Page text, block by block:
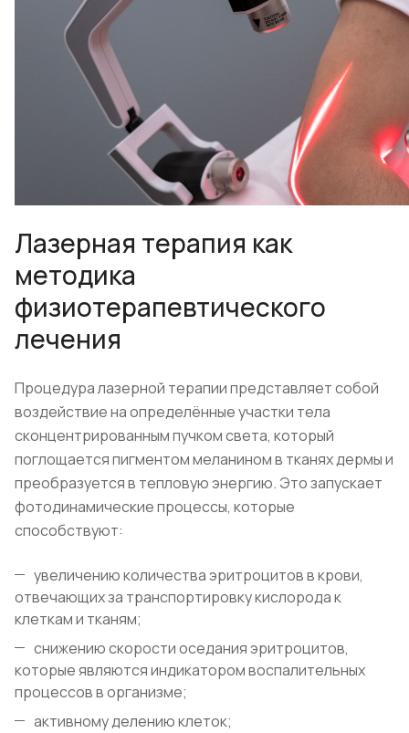
Лазерная терапия как
методика
физиотерапевтического
лечения
Процедура лазерной терапии представляет собой
воздействие на определённые участки тела
сконцентрированным пучком света, который
поглощается пигментом меланином в тканях дермы и
преобразуется в тепловую энергию. Это запускает
фотодинамические процессы, которые
способствуют:
увеличению количества эритроцитов в крови,
отвечающих за транспортировку кислорода к
клеткам и тканям;
снижению скорости оседания эритроцитов,
которые являются индикатором воспалительных
процессов в организме;
активному делению клеток;